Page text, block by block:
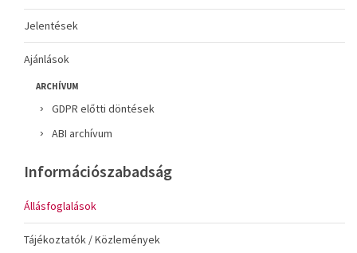
Jelentések
Ajánlások
ARCHÍVUM
GDPR előtti döntések
ABI archívum
Információszabadság
Állásfoglalások
Tájékoztatók / Közlemények